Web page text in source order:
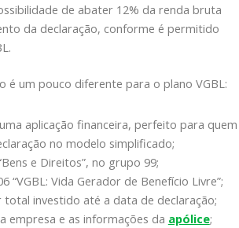
de abater 12% da renda bruta
da declaração, conforme é permitido
é um pouco diferente para o plano VGBL:
aplicação financeira, perfeito para quem
no modelo simplificado;
e Direitos”, no grupo 99;
“VGBL: Vida Gerador de Benefício Livre”;
investido até a data de declaração;
empresa e as informações da apólice;